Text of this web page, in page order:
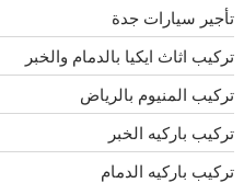
تأجير سيارات جدة
تركيب اثاث ايكيا بالدمام والخبر
تركيب المنيوم بالرياض
تركيب باركيه الخبر
تركيب باركيه الدمام